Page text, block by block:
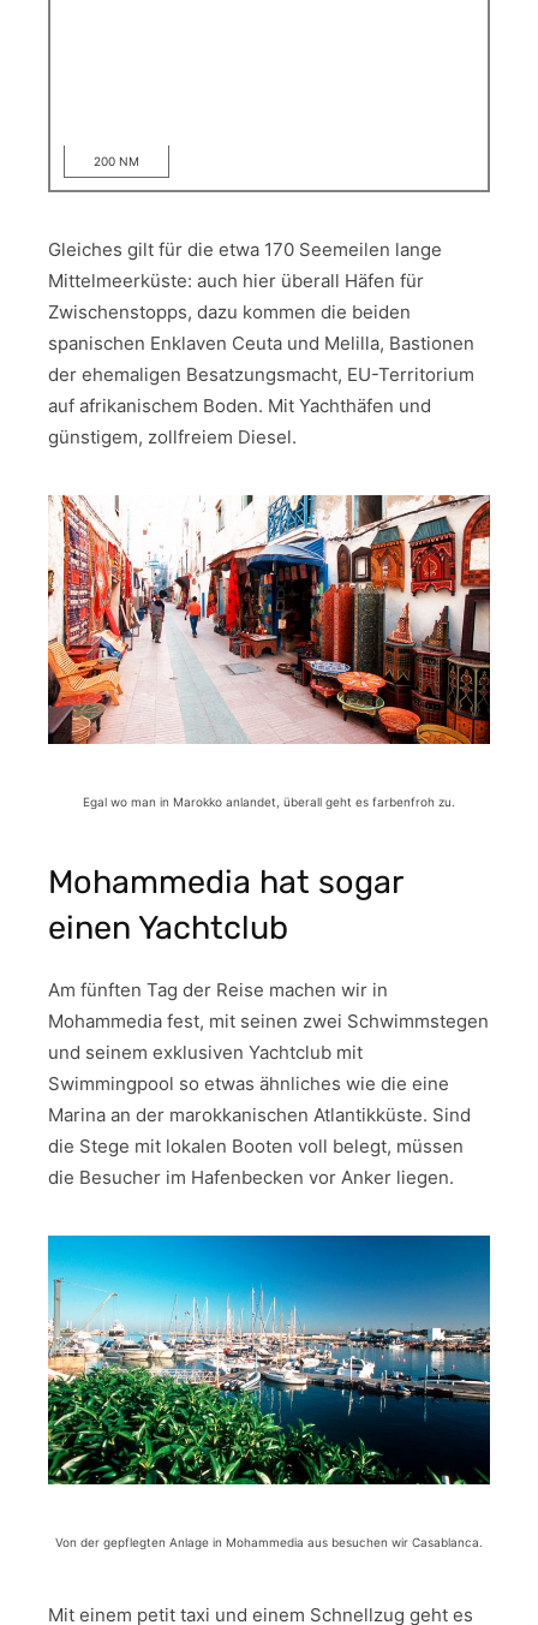
200 NM
Gleiches gilt für die etwa 170 Seemeilen lange
Mittelmeerküste: auch hier überall Häfen für
Zwischenstopps, dazu kommen die beiden
spanischen Enklaven Ceuta und Melilla, Bastionen
der ehemaligen Besatzungsmacht, EU-Territorium
auf afrikanischem Boden. Mit Yachthäfen und
günstigem, zollfreiem Diesel.
Egal wo man in Marokko anlandet, überall geht es farbenfroh zu.
Mohammedia hat sogar
einen Yachtclub
Am fünften Tag der Reise machen wir in
Mohammedia fest, mit seinen zwei Schwimmstegen
und seinem exklusiven Yachtclub mit
Swimmingpool so etwas ähnliches wie die eine
Marina an der marokkanischen Atlantikküste. Sind
die Stege mit lokalen Booten voll belegt, müssen
die Besucher im Hafenbecken vor Anker liegen.
Von der gepflegten Anlage in Mohammedia aus besuchen wir Casablanca.
Mit einem petit taxi und einem Schnellzug geht es